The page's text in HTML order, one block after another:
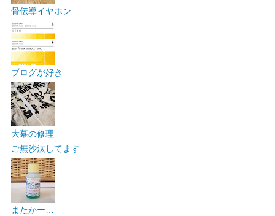
骨伝導イヤホン
ブログが好き
大幕の修理
ご無沙汰してます
またかー…